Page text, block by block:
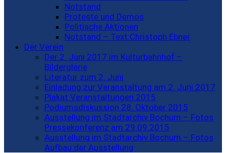
Notstand
Proteste und Demos
Politische Aktionen
Notstand – Text:Christoph Ebner
Der Verein
Der 2. Juni 2017 im Kulturbahnhof –
Bilderglerie
Literatur zum 2. Juni
Einladung zur Veranstaltung am 2. Juni 2017
Plakat Veranstaltungen 2015
Podiumsdiskussion 28. Oktober 2015
Ausstellung im Stadtarchiv Bochum – Fotos
Pressekonferenz am 29.09.2015
Ausstellung im Stadtarchiv Bochum – Fotos
Aufbau der Ausstellung